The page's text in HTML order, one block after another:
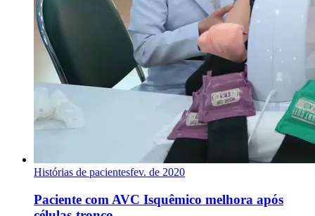
Histórias de pacientesfev. de 2020
Paciente com AVC Isquêmico melhora após